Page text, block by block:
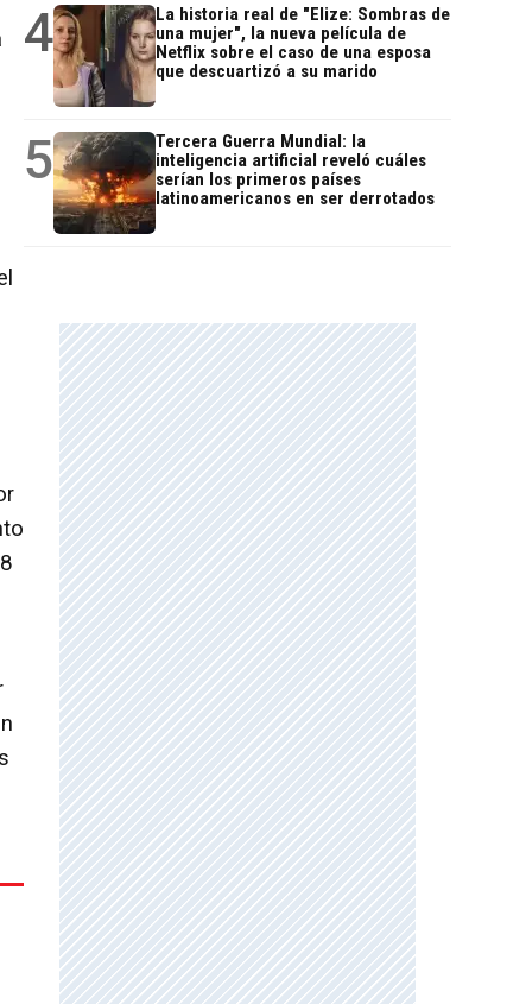
4
La historia real de "Elize: Sombras de
una mujer", la nueva película de
Netflix sobre el caso de una esposa
que descuartizó a su marido
5
Tercera Guerra Mundial: la
inteligencia artificial reveló cuáles
serían los primeros países
latinoamericanos en ser derrotados